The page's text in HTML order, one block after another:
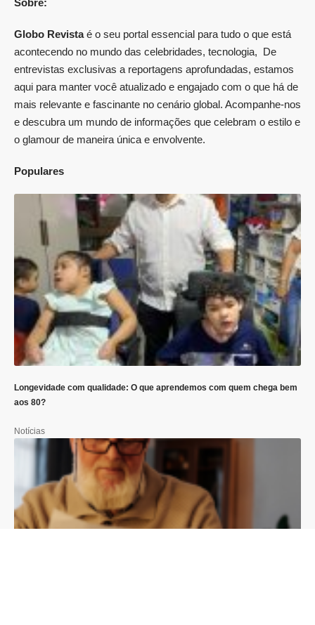
Sobre:
Globo Revistaé o seu portal essencial para tudo o que está
acontecendo no mundo das celebridades, tecnologia, De
entrevistas exclusivas a reportagens aprofundadas, estamos
aqui para manter você atualizado e engajado com o que há de
mais relevante e fascinante no cenário global. Acompanhe-nos
e descubra um mundo de informações que celebram o estilo e
o glamour de maneira única e envolvente.
Populares
Longevidade com qualidade: O que aprendemos com quem chega bem
aos 80?
Notícias